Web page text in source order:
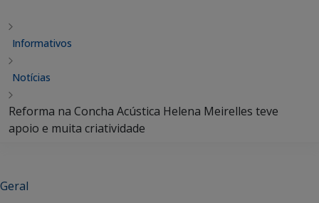
Informativos
Notícias
Reforma na Concha Acústica Helena Meirelles teve
apoio e muita criatividade
Geral